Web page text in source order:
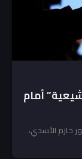
أمام
حازم الأسدي،